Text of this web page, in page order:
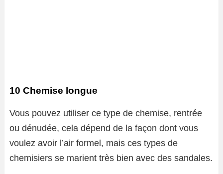
10 Chemise longue
Vous pouvez utiliser ce type de chemise, rentrée
ou dénudée, cela dépend de la façon dont vous
voulez avoir l’air formel, mais ces types de
chemisiers se marient très bien avec des sandales.